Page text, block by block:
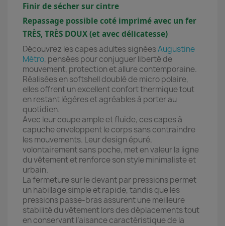
Finir de sécher sur cintre
Repassage possible coté imprimé avec un fer
TRÈS, TRÈS DOUX (et avec délicatesse)
Découvrez les capes adultes signéesAugustine
Métro, pensées pour conjuguer liberté de
mouvement, protection et allure contemporaine.
Réalisées en softshell doublé de micro polaire,
elles offrent un excellent confort thermique tout
en restant légères et agréables à porter au
quotidien.
Avec leur coupe ample et fluide, ces capes à
capuche enveloppent le corps sans contraindre
les mouvements. Leur design épuré,
volontairement sans poche, met en valeur la ligne
du vêtement et renforce son style minimaliste et
urbain.
La fermeture sur le devant par pressions permet
un habillage simple et rapide, tandis que les
pressions passe-bras assurent une meilleure
stabilité du vêtement lors des déplacements tout
en conservant l’aisance caractéristique de la